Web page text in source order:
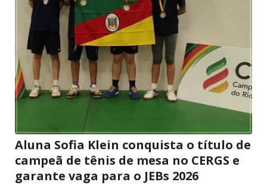
Aluna Sofia Klein conquista o título de
campeã de tênis de mesa no CERGS e
garante vaga para o JEBs 2026